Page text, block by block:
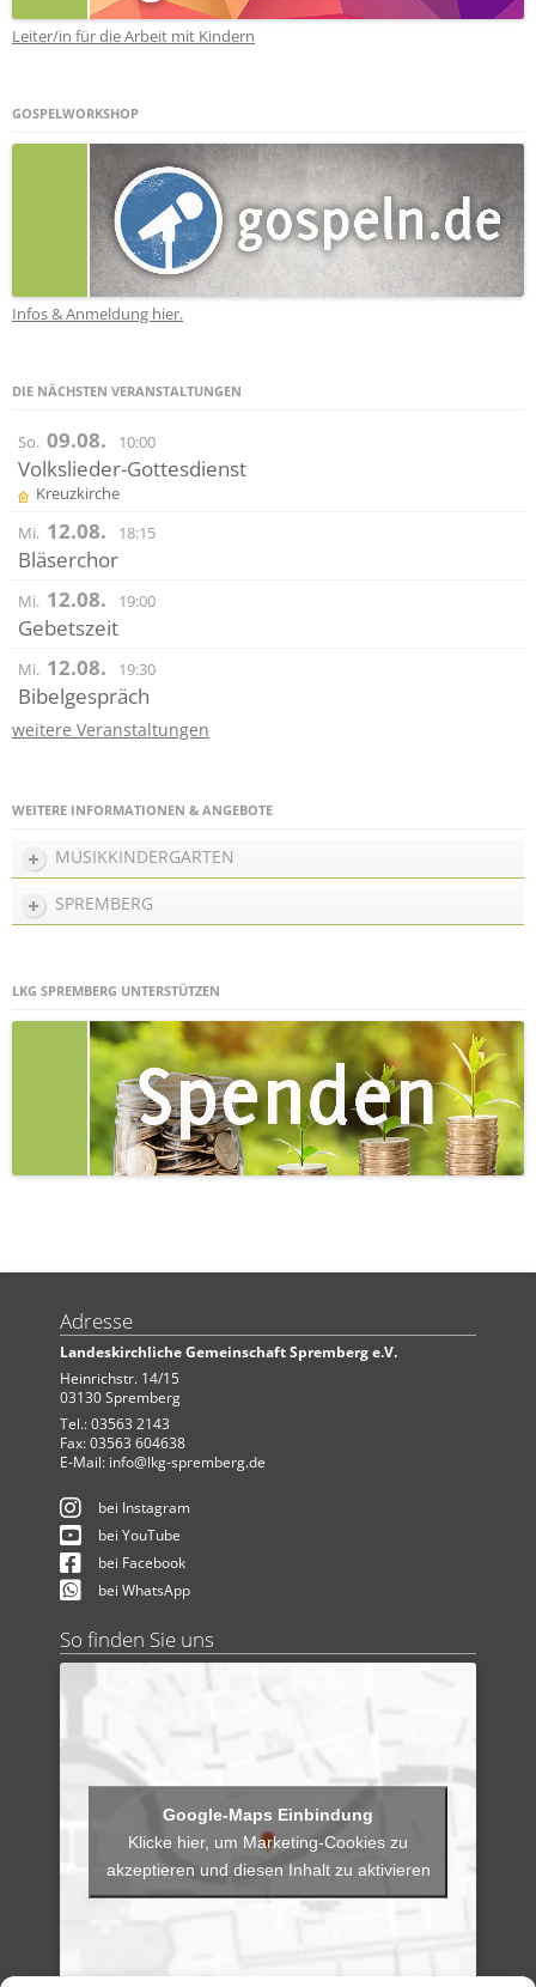
Leiter/in für die Arbeit mit Kindern
GOSPELWORKSHOP
Infos & Anmeldung hier.
DIE NÄCHSTEN VERANSTALTUNGEN
So. 09.08. 10:00
Volkslieder-Gottesdienst
Kreuzkirche
Mi. 12.08. 18:15
Bläserchor
Mi. 12.08. 19:00
Gebetszeit
Mi. 12.08. 19:30
Bibelgespräch
weitere Veranstaltungen
WEITERE INFORMATIONEN & ANGEBOTE
MUSIKKINDERGARTEN
SPREMBERG
LKG SPREMBERG UNTERSTÜTZEN
Adresse
Landeskirchliche Gemeinschaft Spremberg e.V.
Heinrichstr. 14/15
03130 Spremberg
Tel.: 03563 2143
Fax: 03563 604638
E-Mail: info@lkg-spremberg.de
bei Instagram
bei YouTube
bei Facebook
bei WhatsApp
So finden Sie uns
Klicke hier, um Marketing-Cookies zu
akzeptieren und diesen Inhalt zu aktivieren